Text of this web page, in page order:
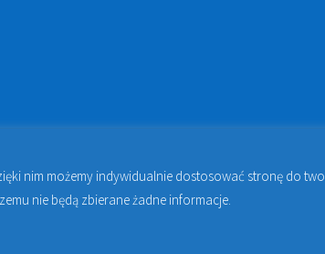
w Warszawie | Jakub Zdybel Proto-Fan
nim możemy indywidualnie dostosować stronę do
nie będą zbierane żadne informacje.